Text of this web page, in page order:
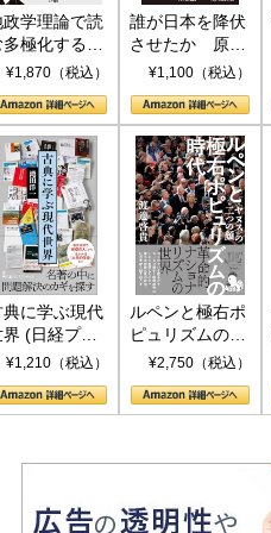
政学理論で読
多極化する世
トランプと
¥1,870（税込）
誰が日本を降伏
させたか 原爆
投下、ソ連参
(PHP新書)
¥1,100（税込）
典に学ぶ現代
界 (日経プレ
アシリーズ)
¥1,210（税込）
ルペンと極右ポ
ピュリズムの時
代：〈ヤヌス〉
¥2,750（税込）